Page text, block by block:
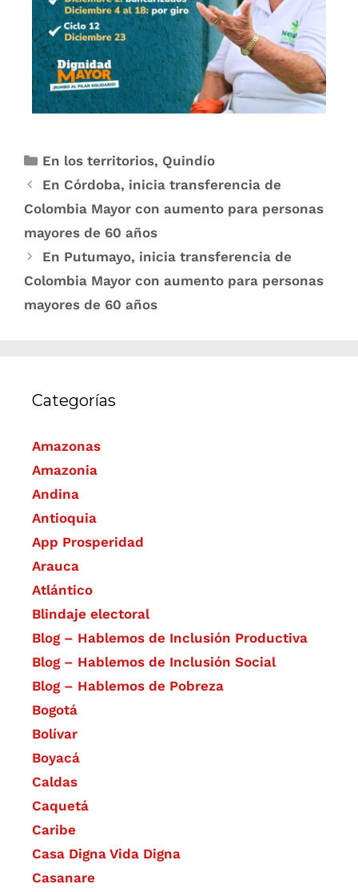
En los territorios, Quindío
En Córdoba, inicia transferencia de
Colombia Mayor con aumento para personas
mayores de 60 años
En Putumayo, inicia transferencia de
Colombia Mayor con aumento para personas
mayores de 60 años
Categorías
Amazonas
Amazonia
Andina
Antioquia
App Prosperidad
Arauca
Atlántico
Blindaje electoral
Blog – Hablemos de Inclusión Productiva
Blog – Hablemos de Inclusión Social
Blog – Hablemos de Pobreza
Bogotá
Bolívar
Boyacá
Caldas
Caquetá
Caribe
Casa Digna Vida Digna
Casanare